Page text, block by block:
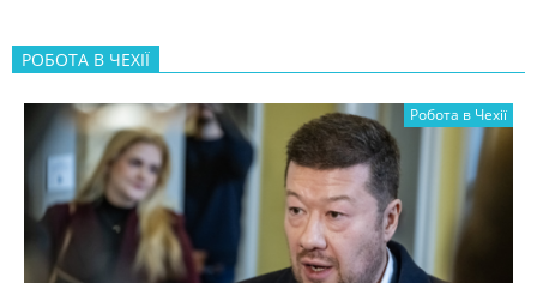
РОБОТА В ЧЕХІЇ
Робота в Чехії